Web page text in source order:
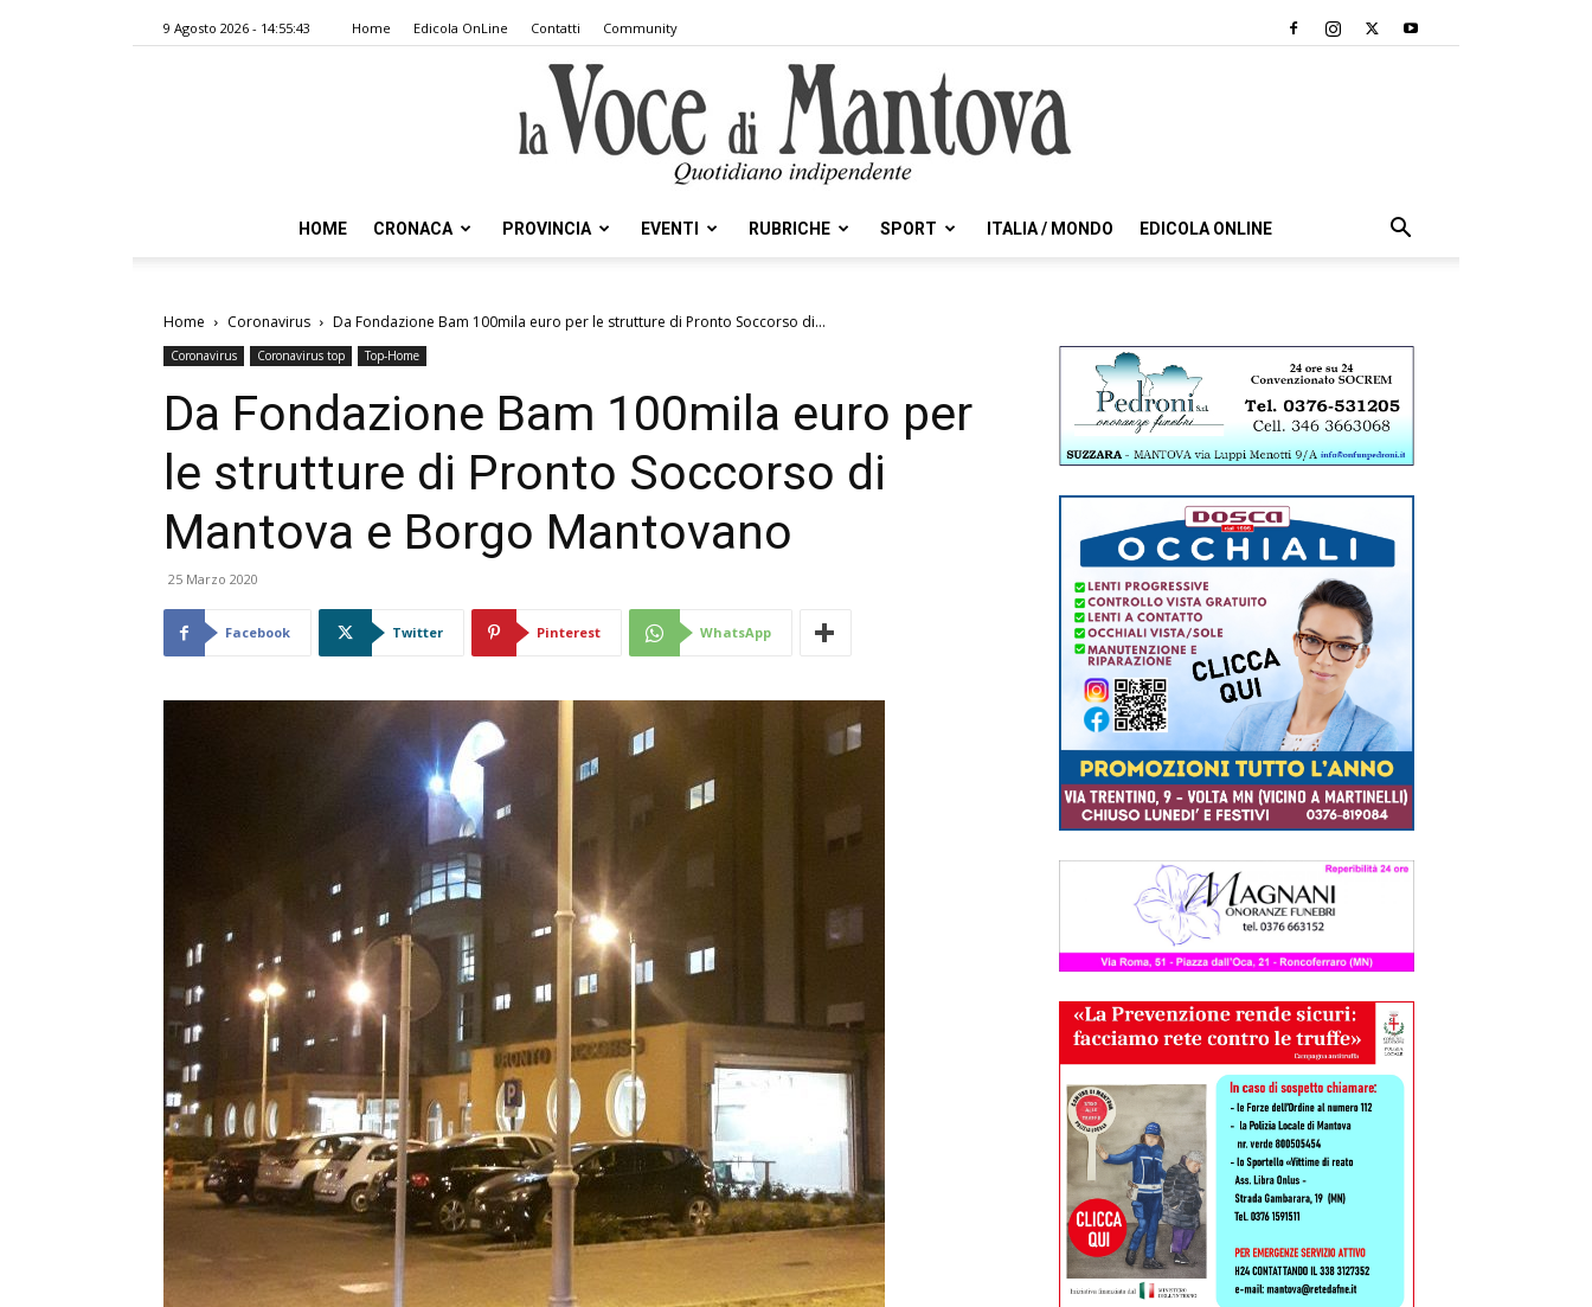
9 Agosto 2026 - 14:55:43 Home Edicola OnLine Contatti Community
Voce
Mantova
HOME CRONACA PROVINCIA EVENTI RUBRICHE SPORT ITALIA / MONDO EDICOLA ONLINE
Home Coronavirus Da Fondazione Bam 100mila euro per le strutture di Pronto Soccorso di...
Coronavirus Coronavirus top Top-Home
Da Fondazione Bam 100mila euro per
le strutture di Pronto Soccorso di
Mantova e Borgo Mantovano
25 Marzo 2020
Facebook Twitter Pinterest WhatsApp